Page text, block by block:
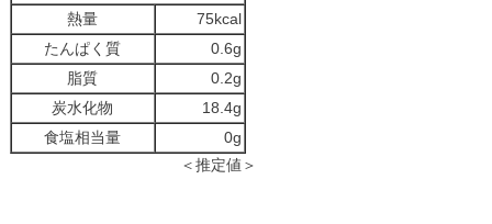
熱量
75kcal
たんぱく質
0.6g
脂質
0.2g
炭水化物
18.4g
食塩相当量
0g
＜推定値＞